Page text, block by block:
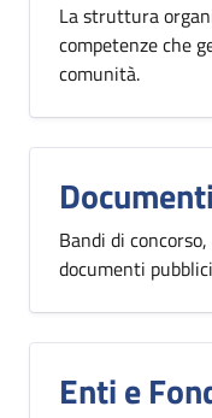
La struttura
competenze che
comunità.
Bandi di
documenti
Enti e